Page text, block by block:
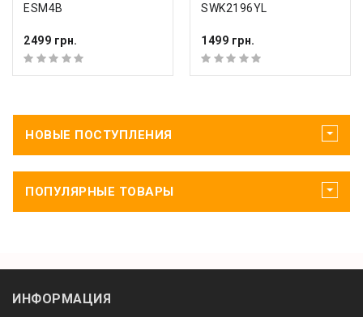
ESM4B
2499 грн.
SWK2196YL
1499 грн.
НОВЫЕ ПОСТУПЛЕНИЯ
ПОПУЛЯРНЫЕ ТОВАРЫ
ИНФОРМАЦИЯ